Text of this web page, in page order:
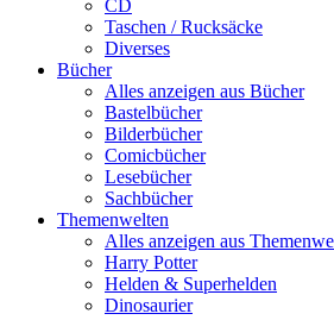
CD
Taschen / Rucksäcke
Diverses
Bücher
Alles anzeigen aus Bücher
Bastelbücher
Bilderbücher
Comicbücher
Lesebücher
Sachbücher
Themenwelten
Alles anzeigen aus
Harry Potter
Helden & Superhelden
Dinosaurier